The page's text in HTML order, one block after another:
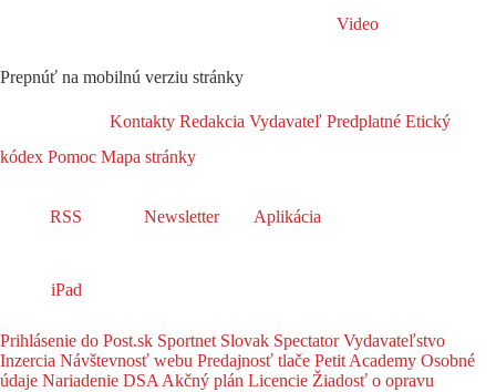
Prepnúť na mobilnú verziu stránky
KontaktyRedakcia
Prihlásenie do Post.skSportnetSlovak SpectatorVydavateľstvo